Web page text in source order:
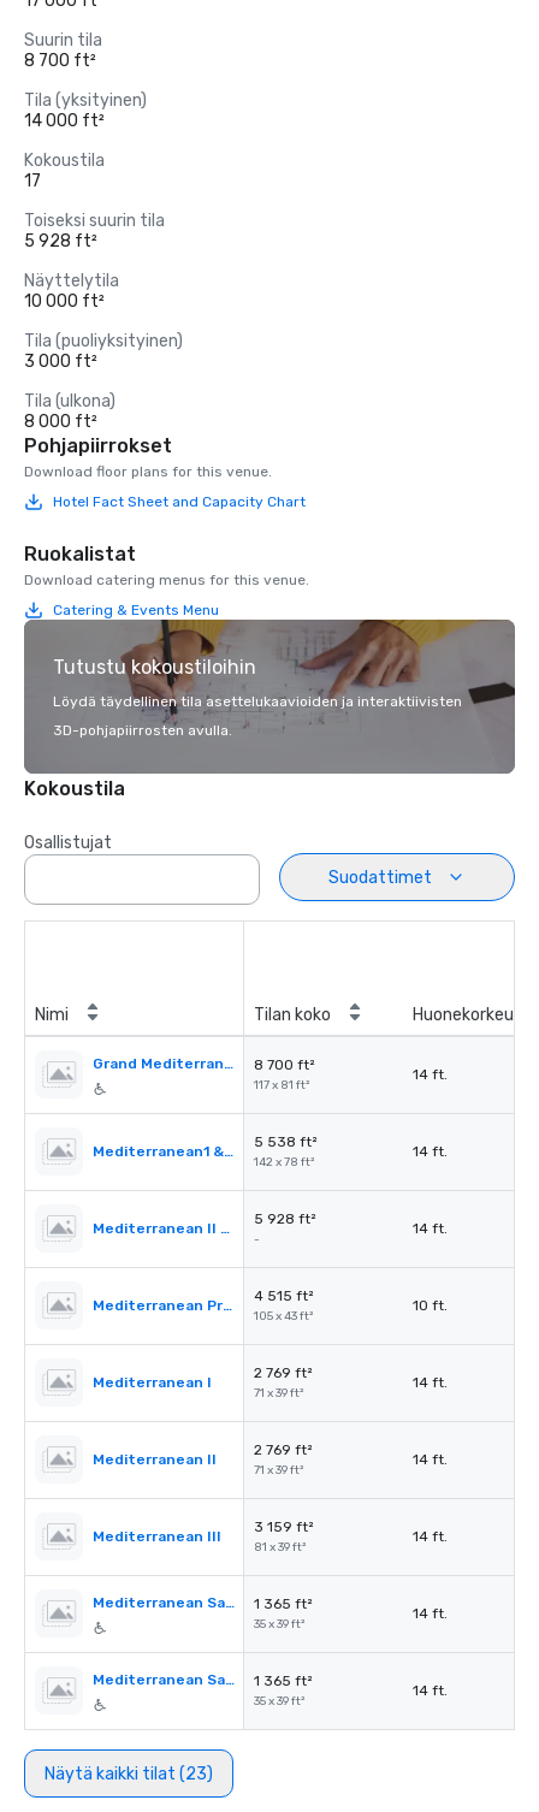
Suurin tila
8 700 ft²
Tila (yksityinen)
14 000 ft²
Kokoustila
17
Toiseksi suurin tila
5 928 ft²
Näyttelytila
10 000 ft²
Tila (puoliyksityinen)
3 000 ft²
Tila (ulkona)
8 000 ft²
Pohjapiirrokset
Download floor plans for this venue.
Hotel Fact Sheet and Capacity Chart
Ruokalistat
Download catering menus for this venue.
Catering & Events Menu
Tutustu kokoustiloihin
Löydä täydellinen tila asettelukaavioiden ja interaktiivisten
3D-pohjapiirrosten avulla.
Kokoustila
Osallistujat
Suodattimet
Nimi Tilan koko Huonekorkeus
Grand Mediterranean Ballroom 8 700 ft²
117 x 81 ft²
14 ft.
Mediterranean1 & 2
5 538 ft²
142 x 78 ft²
14 ft.
Mediterranean II & III
5 928 ft²
-
14 ft.
Mediterranean PreFunction
4 515 ft²
105 x 43 ft²
10 ft.
Mediterranean I
2 769 ft²
71 x 39 ft²
14 ft.
Mediterranean II
2 769 ft²
71 x 39 ft²
14 ft.
Mediterranean III
3 159 ft²
81 x 39 ft²
14 ft.
Mediterranean Salon A 1 365 ft²
35 x 39 ft²
14 ft.
Mediterranean Salon B 1 365 ft²
35 x 39 ft²
14 ft.
Näytä kaikki tilat (23)